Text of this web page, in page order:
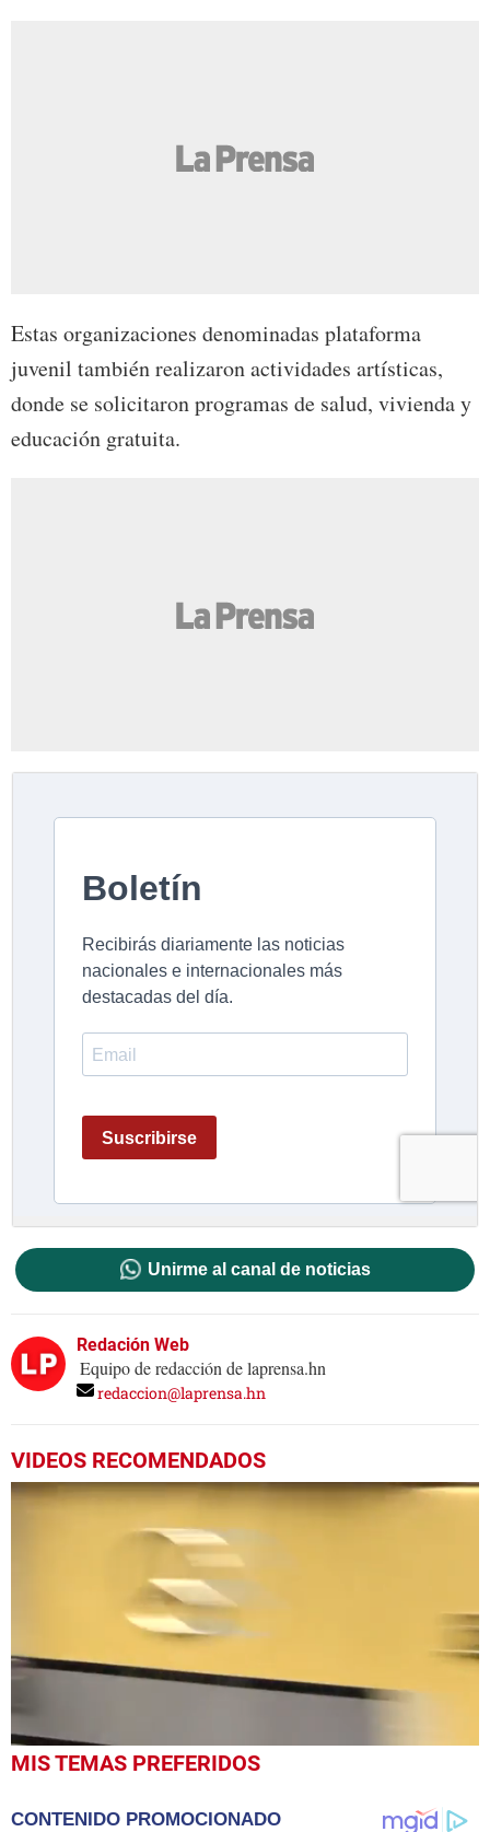
Estas organizaciones denominadas plataforma
juvenil también realizaron actividades artísticas,
donde se solicitaron programas de salud, vivienda y
educación gratuita.
Unirme al canal de noticias
Redación Web
Equipo de redacción de laprensa.hn
redaccion@laprensa.hn
VIDEOS RECOMENDADOS
0
seconds
minute,
MIS TEMAS PREFERIDOS
CONTENIDO PROMOCIONADO